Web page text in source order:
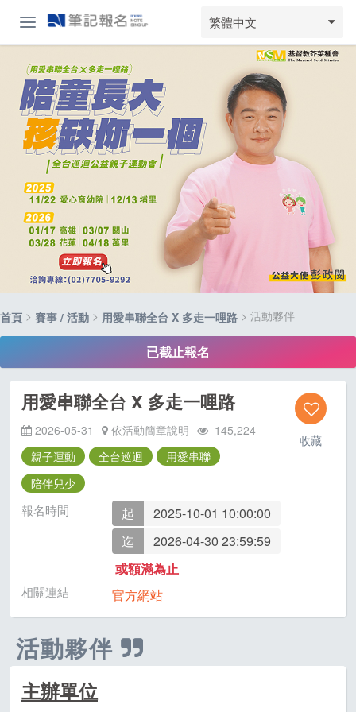
繁體中文
首頁 > 賽事 / 活動 > 用愛串聯全台 X 多走一哩路 > 活動夥伴
已截止報名
收藏
用愛串聯全台 X 多走一哩路
2026-05-31 依活動簡章說明
145,224
親子運動
全台巡迴
用愛串聯
陪伴兒少
報名時間 起
2025-10-01 10:00:00
迄
2026-04-30 23:59:59
或額滿為止
相關連結 官方網站
活動夥伴
主辦單位